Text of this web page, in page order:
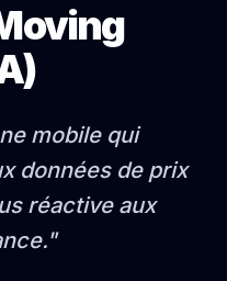
mobile qui
données de prix
réactive aux
"